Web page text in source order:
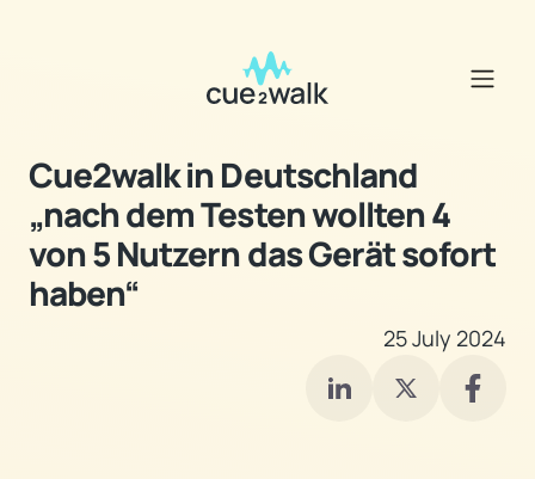
Cue2walk in Deutschland
„nach dem Testen wollten 4
von 5 Nutzern das Gerät sofort
haben“
25 July 2024